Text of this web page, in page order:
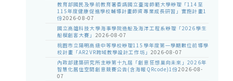
教育部國民及學前教育署委請國立臺灣師範大學辦理「114至
115年度健康促進學校輔導計畫師資專業成長研習」實施計畫1
份2026-08-07
國立高雄科技大學海事學院造船及海洋工程系辦理「2026學生
船模創客大賽」 2026-08-07
桃園市立陽明高級中等學校辦理115學年度第一學期數位前導學
校計畫「AR2VR跨域教學設計工作坊」 2026-08-07
內政部建築研究所主辦第十九屆「創意狂想巢向未來」2026年
智慧化居住空間創意競賽公告(含海報QRcode)1份2026-08-
07